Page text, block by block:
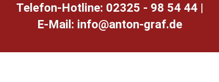
Telefon-Hotline: 02325 - 98 54 44 |
E-Mail: ed.farg-notna@ofni